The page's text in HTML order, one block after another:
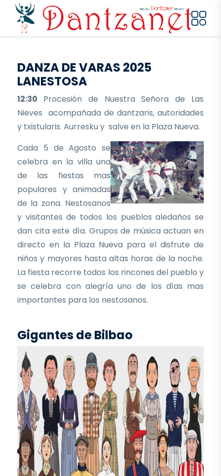
Pasar al contenido principal
DANZA DE VARAS 2025
LANESTOSA
12:30 Procesión de Nuestra Señora de Las
Nieves acompañada de dantzaris, autoridades
y txistularis. Aurresku y salve en la Plaza Nueva.
Cada 5 de Agosto se
celebra en la villa una
de las fiestas mas
populares y animadas
de la zona. Nestosanos
y visitantes de todos los pueblos aledaños se
dan cita este día. Grupos de música actuan en
directo en la Plaza Nueva para el disfrute de
niños y mayores hasta altas horas de la noche.
La fiesta recorre todos los rincones del pueblo y
se celebra con alegría uno de los días mas
importantes para los nestosanos.
Gigantes de Bilbao